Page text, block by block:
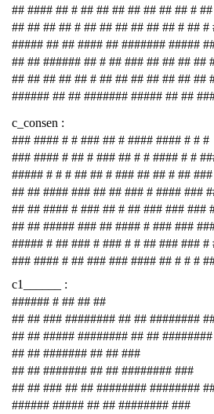
## #### ## # ## ## ## ## ## ## ## #
## ## ## ## # ## ## ## ## ## ## # ## #
##### ## ## #### ## ####### #####
## ## ###### ## # ## ### ## ## ## ##
## ## ## ## ## # ## ## ## ## ## ## ##
###### ## ## ####### ##### ## ##
c_consen :
### #### # # ### ## # #### #### # # #
### #### # ## # ### ## # # #### # #
##### # # # ## ## # ### ## ## # ##
## ## #### ### ## ## ### # #### ###
## ## #### # ### ## # ## ### ### ###
## ## ##### ### ## #### # ### ###
##### # ## ### # ### # # ## ### ### #
### #### # ## ### ### #### ## # # #
c1______ :
###### # ## ## ##
## ## ### ######## ## ## ########
## ## ##### ######## ## ##
## ## ####### ## ## ###
## ## ####### ## ## ######## ###
## ## ### ## ## ######## ########
###### ##### ## ## ######## ###